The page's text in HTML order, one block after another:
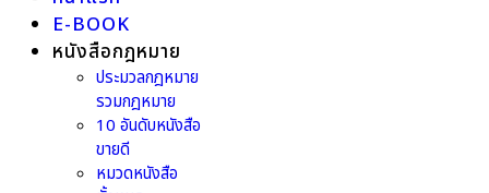
E-BOOK
หนังสือกฎหมาย
ประมวลกฎหมาย
รวมกฎหมาย
10 อันดับหนังสือ
ขายดี
หมวดหนังสือ